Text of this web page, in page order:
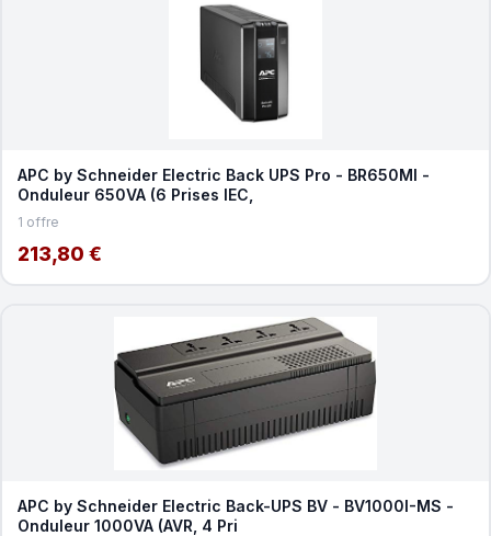
APC by Schneider Electric Back UPS Pro - BR650MI -
Onduleur 650VA (6 Prises IEC,
1 offre
213,80 €
APC by Schneider Electric Back-UPS BV - BV1000I-MS -
Onduleur 1000VA (AVR, 4 Pri